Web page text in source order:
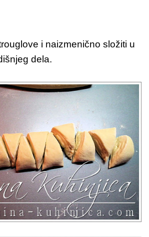
i naizmenično složiti u
dela.